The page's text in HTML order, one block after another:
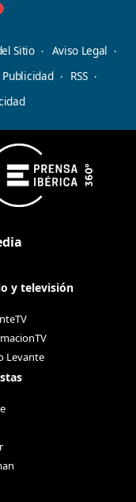
Sitio
Aviso Legal
Publicidad
RSS
y televisión
Levante